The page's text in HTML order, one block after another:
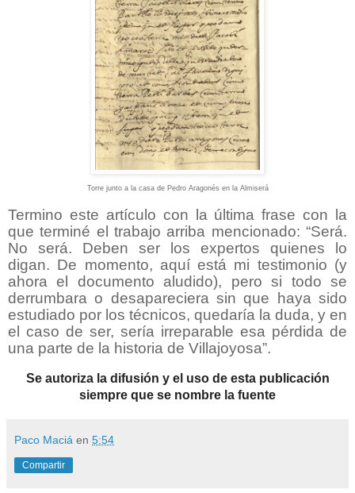
Torre junto a la casa de Pedro Aragonés en la Almiserá
Termino este artículo con la última frase con la
que terminé el trabajo arriba mencionado: “Será.
No será. Deben ser los expertos quienes lo
digan. De momento, aquí está mi testimonio (y
ahora el documento aludido), pero si todo se
derrumbara o desapareciera sin que haya sido
estudiado por los técnicos, quedaría la duda, y en
el caso de ser, sería irreparable esa pérdida de
una parte de la historia de Villajoyosa”.
Se autoriza la difusión y el uso de esta publicación
siempre que se nombre la fuente
Paco Maciá en 5:54
Compartir